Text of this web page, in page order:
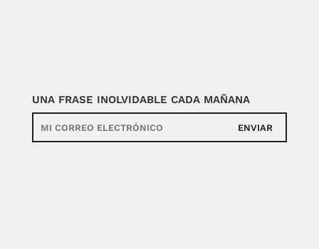
UNA FRASE INOLVIDABLE CADA MAÑANA
ENVIAR